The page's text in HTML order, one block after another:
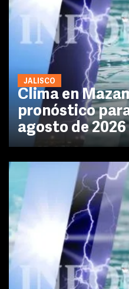
JALISCO
Clima en
pronóstico
agosto de 2026